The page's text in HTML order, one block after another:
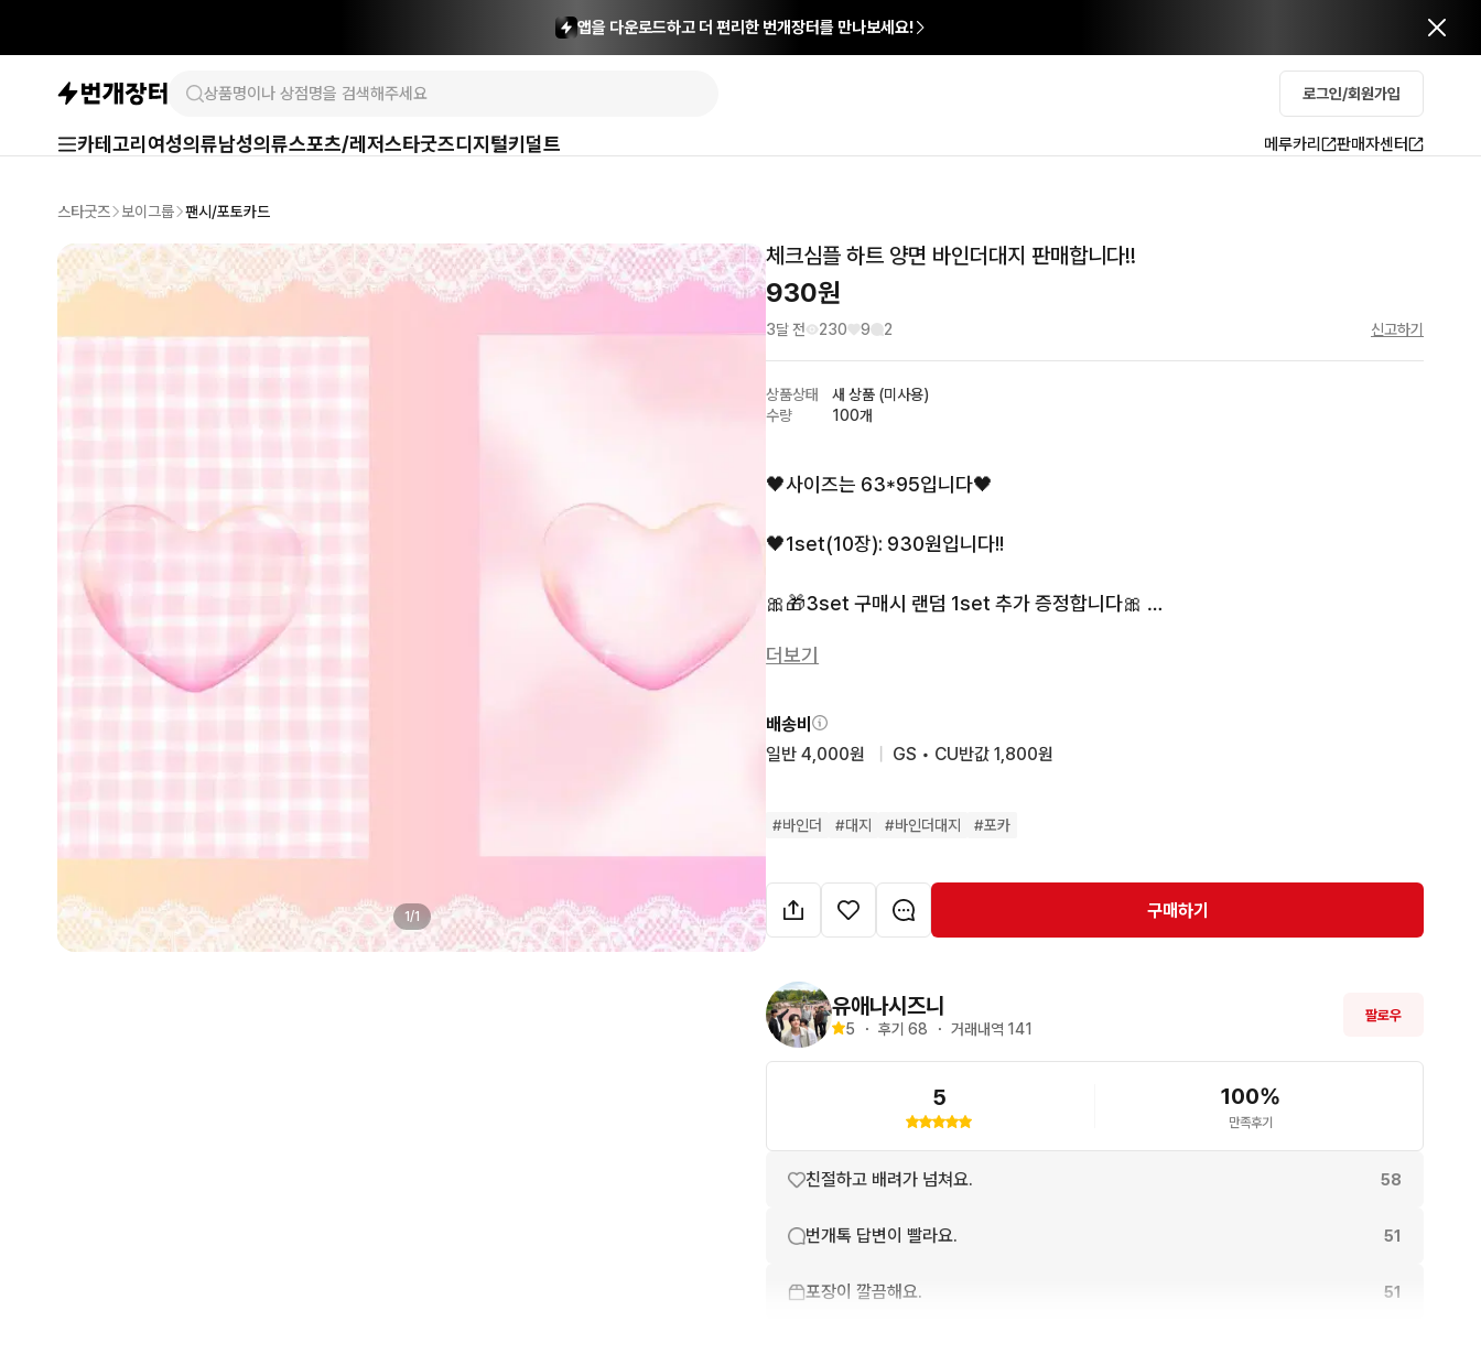
앱을 다운로드하고 더 편리한 번개장터를 만나보세요!
로그인/회원가입
카테고리 여성의류남성의류스포츠/레저스타굿즈디지털키덜트 메루카리 판매자센터
스타굿즈 보이그룹 팬시/포토카드
1/1
체크심플 하트 양면 바인더대지 판매합니다!!
930원
3달 전 230 9 2 신고하기
상품상태
새 상품 (미사용)
수량
100개
🖤사이즈는 63*95입니다🖤
🖤1set(10장): 930원입니다!!
🎀🎁3set 구매시 랜덤 1set 추가 증정합니다🎀
🖤반택 끼택 가능합니다☺️
🖤편하게연락주세요🙇🏻‍♀️
더보기
배송비
일반 4,000원
GS • CU반값 1,800원
#바인더 #대지 #바인더대지 #포카
구매하기
유애나시즈니
5 ・ 후기 68 ・ 거래내역 141
팔로우
5 100%
만족후기
친절하고 배려가 넘쳐요. 58
번개톡 답변이 빨라요. 51
포장이 깔끔해요. 51